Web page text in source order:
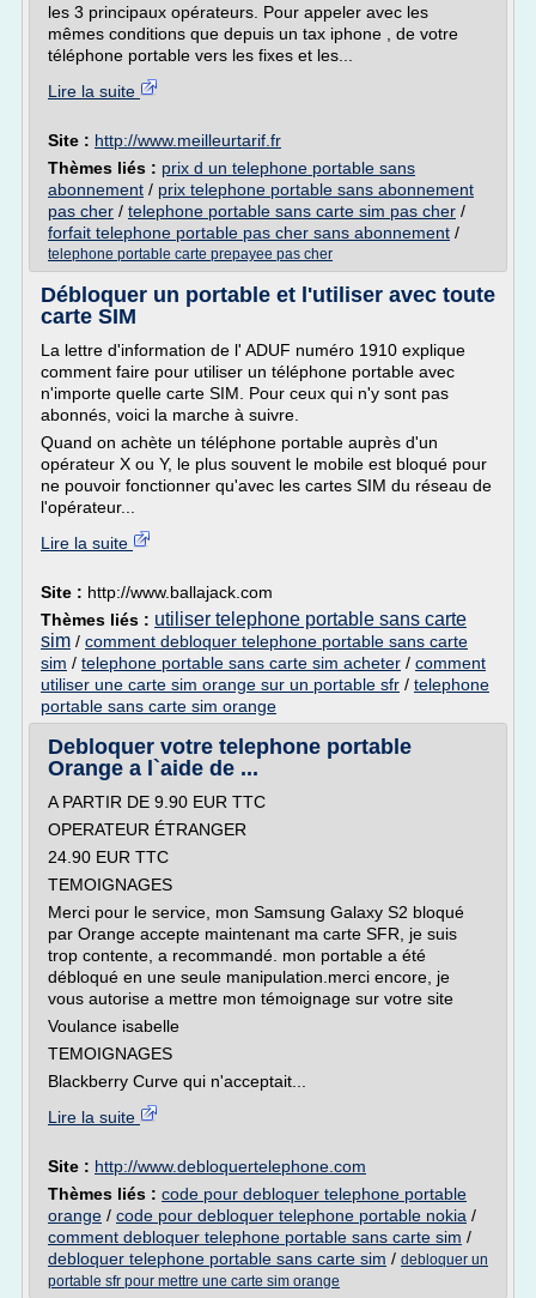
les 3 principaux opérateurs. Pour appeler avec les
mêmes conditions que depuis un tax iphone , de votre
téléphone portable vers les fixes et les...
Lire la suite
Site : http://www.meilleurtarif.fr
Thèmes liés : prix d un telephone portable sans
abonnement / prix telephone portable sans abonnement
pas cher / telephone portable sans carte sim pas cher /
forfait telephone portable pas cher sans abonnement /
telephone portable carte prepayee pas cher
Débloquer un portable et l'utiliser avec toute
carte SIM
La lettre d'information de l' ADUF numéro 1910 explique
comment faire pour utiliser un téléphone portable avec
n'importe quelle carte SIM. Pour ceux qui n'y sont pas
abonnés, voici la marche à suivre.
Quand on achète un téléphone portable auprès d'un
opérateur X ou Y, le plus souvent le mobile est bloqué pour
ne pouvoir fonctionner qu'avec les cartes SIM du réseau de
l'opérateur...
Lire la suite
Site : http://www.ballajack.com
Thèmes liés : utiliser telephone portable sans carte
sim / comment debloquer telephone portable sans carte
sim / telephone portable sans carte sim acheter / comment
utiliser une carte sim orange sur un portable sfr / telephone
portable sans carte sim orange
Debloquer votre telephone portable
Orange a l`aide de ...
A PARTIR DE 9.90 EUR TTC
OPERATEUR ÉTRANGER
24.90 EUR TTC
TEMOIGNAGES
Merci pour le service, mon Samsung Galaxy S2 bloqué
par Orange accepte maintenant ma carte SFR, je suis
trop contente, a recommandé. mon portable a été
débloqué en une seule manipulation.merci encore, je
vous autorise a mettre mon témoignage sur votre site
Voulance isabelle
TEMOIGNAGES
Blackberry Curve qui n'acceptait...
Lire la suite
Site : http://www.debloquertelephone.com
Thèmes liés : code pour debloquer telephone portable
orange / code pour debloquer telephone portable nokia /
comment debloquer telephone portable sans carte sim /
debloquer telephone portable sans carte sim / debloquer un
portable sfr pour mettre une carte sim orange